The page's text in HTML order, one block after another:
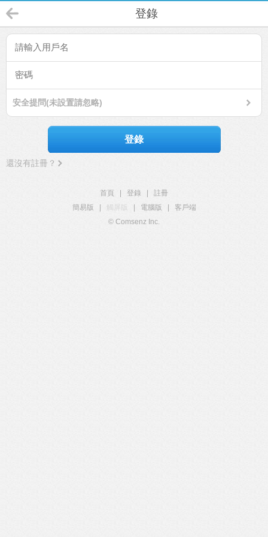
登錄
安全提問(未設置請忽略)
登錄
還沒有註冊？
首頁 登錄
註冊
簡易版
觸屏版 電腦版
客戶端
© Comsenz Inc.